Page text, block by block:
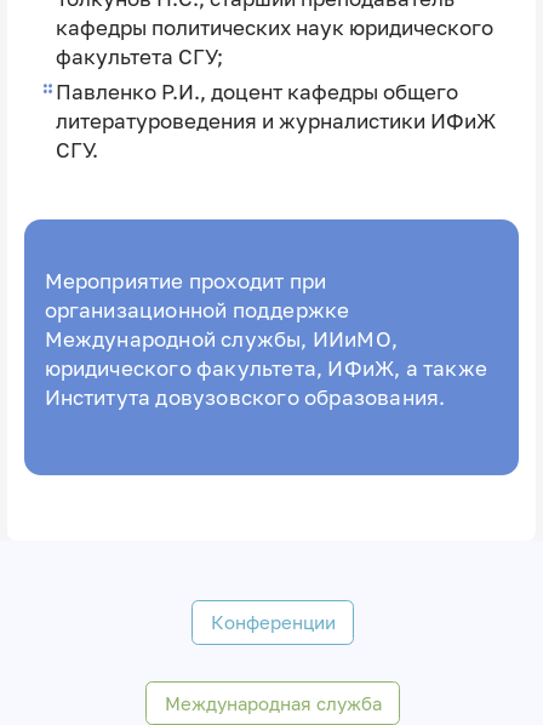
кафедры политических наук юридического
факультета СГУ;
Павленко Р.И., доцент кафедры общего
литературоведения и журналистики ИФиЖ
СГУ.
Мероприятие проходит при
организационной поддержке
Международной службы, ИИиМО,
юридического факультета, ИФиЖ, а также
Института довузовского образования.
Конференции
Международная служба